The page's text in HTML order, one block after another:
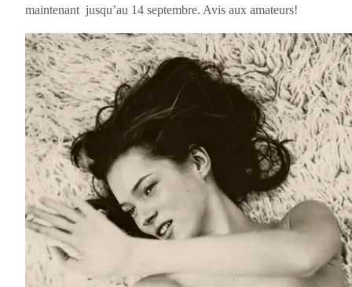
maintenant jusqu’au 14 septembre. Avis aux amateurs!